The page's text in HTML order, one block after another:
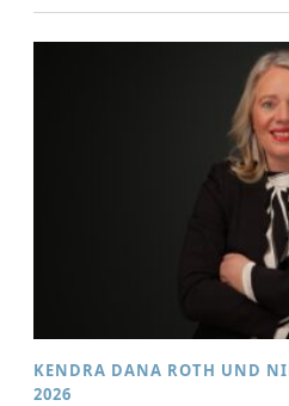
KENDRA DANA ROTH UND
2026